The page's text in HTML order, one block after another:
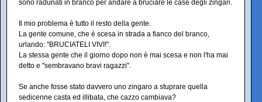
sono radunati in branco per andare a bruciare le case degli zingari.
Il mio problema è tutto il resto della gente.
La gente comune, che è scesa in strada a fianco del branco,
urlando: "BRUCIATELI VIVI!".
La stessa gente che il giorno dopo non è mai scesa e non l'ha mai
detto e "sembravano bravi ragazzi".
Se anche fosse stato davvero uno zingaro a stuprare quella
sedicenne casta ed illibata, che cazzo cambiava?